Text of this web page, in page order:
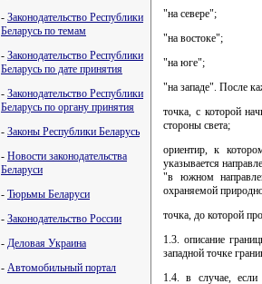
- Законодательство Республики
Беларусь по темам
- Законодательство Республики
Беларусь по дате принятия
- Законодательство Республики
Беларусь по органу принятия
- Законы Республики Беларусь
- Новости законодательства
Беларуси
- Тюрьмы Беларуси
- Законодательство России
- Деловая Украина
- Автомобильный портал
"на севере";
"на востоке";
"на юге";
"на западе". После
точка, с которой
стороны света;
ориентир, к
указывается
"в южном
охраняемой
точка, до которой
1.3. описание
западной точке
1.4. в случае, если